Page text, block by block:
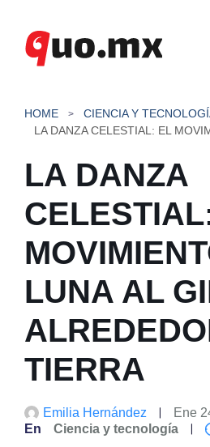
contenido
HOME
CIENCIA Y
LA DANZA
LUNA AL
TIERRA
Emilia Hernández
Ene
En
Ciencia y tecnología